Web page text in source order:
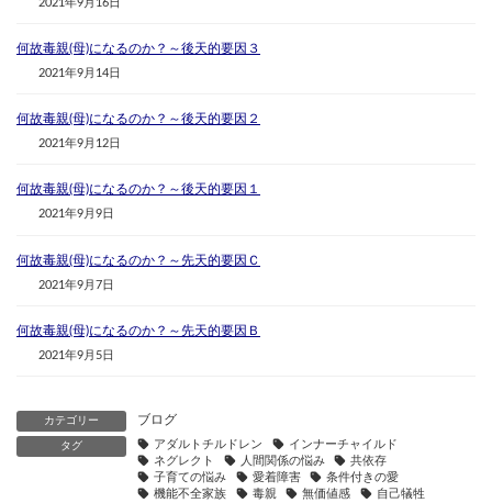
2021年9月16日
何故毒親(母)になるのか？～後天的要因３
2021年9月14日
何故毒親(母)になるのか？～後天的要因２
2021年9月12日
何故毒親(母)になるのか？～後天的要因１
2021年9月9日
何故毒親(母)になるのか？～先天的要因Ｃ
2021年9月7日
何故毒親(母)になるのか？～先天的要因Ｂ
2021年9月5日
カテゴリー ブログ
タグ アダルトチルドレン
インナーチャイルド
ネグレクト
人間関係の悩み
共依存
子育ての悩み
愛着障害
条件付きの愛
機能不全家族
毒親 無価値感
自己犠牲